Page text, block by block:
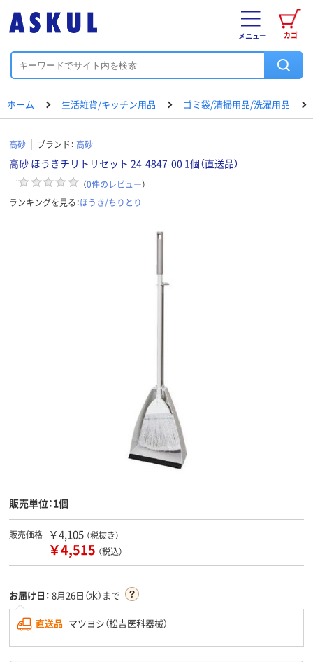
カゴ
メニュー
ホーム 生活雑貨/キッチン用品 ゴミ袋/清掃用品/洗濯用品
高砂 ブランド： 高砂
高砂 ほうきチリトリセット 24-4847-00 1個（直送品）
（0件のレビュー）
ランキングを見る：ほうき/ちりとり
販売単位：1個
販売価格 ￥4,105 （税抜き）
￥4,515 （税込）
お届け日： 8月26日（水）まで
直送品 マツヨシ（松吉医科器械）